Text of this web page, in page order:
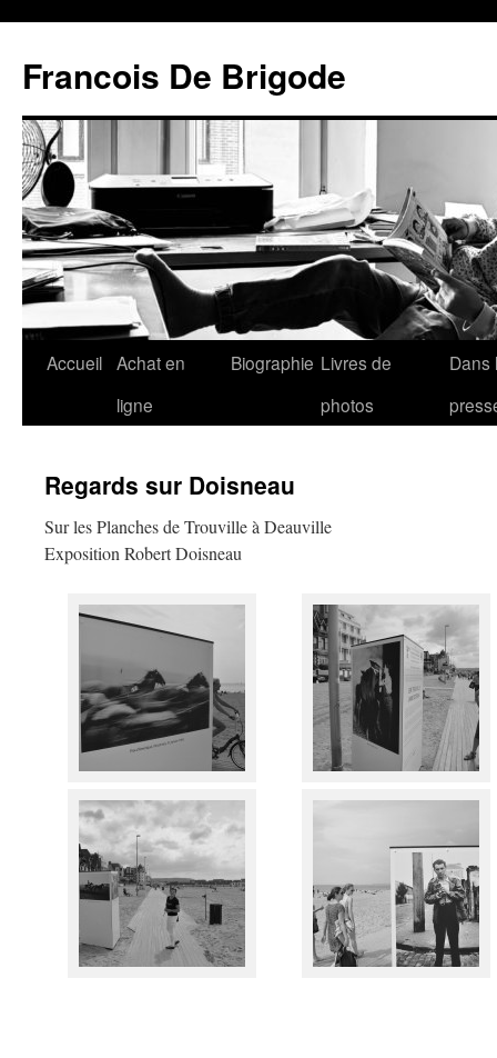
Francois De Brigode
Accueil Achat en
ligne
Biographie Livres de
photos
Dans
Regards sur Doisneau
Sur les Planches de Trouville à Deauville
Exposition Robert Doisneau